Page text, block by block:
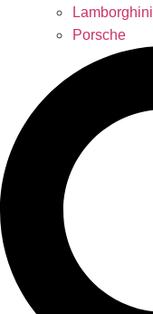
Lamborghini
Porsche